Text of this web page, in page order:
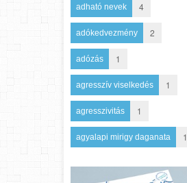
adható nevek 4
adókedvezmény 2
adózás 1
agresszív viselkedés 1
agresszivitás 1
agyalapi mirigy daganata 1